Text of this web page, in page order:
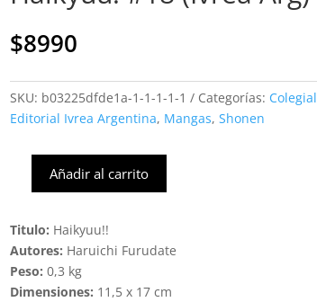
$8990
SKU: b03225dfde1a-1-1-1-1-1 Categorías: Colegial
Editorial Ivrea Argentina, Mangas, Shonen
Haikyuu!
(Ivrea
Arg)
cantidad
Añadir al carrito
Titulo: Haikyuu!!
Autores: Haruichi Furudate
Peso: 0,3 kg
Dimensiones: 11,5 x 17 cm